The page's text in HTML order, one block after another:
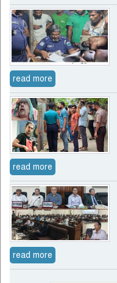
read more
read more
read more